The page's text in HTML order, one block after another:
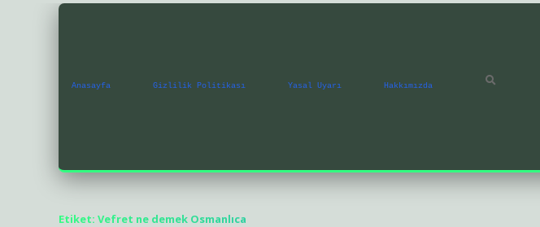
Anasayfa Gizlilik Politikası Yasal Uyarı Hakkımızda
Etiket: Vefret ne demek Osmanlıca